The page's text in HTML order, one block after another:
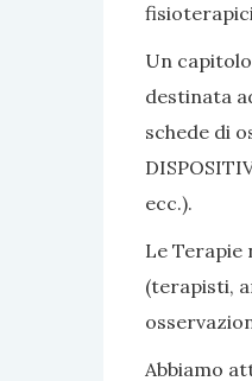
Un
destinata
schede di
ecc.).
Le
(terapisti,
Abbiamo